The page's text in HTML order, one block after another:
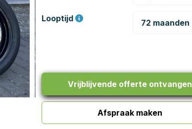
Looptijd
Vrijblijvende offerte ontvangen
Afspraak maken